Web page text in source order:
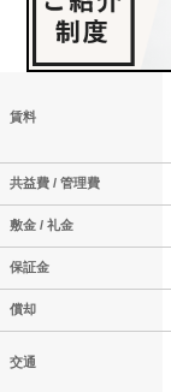
賃料
共益費 / 管理費
敷金 / 礼金
保証金
償却
交通